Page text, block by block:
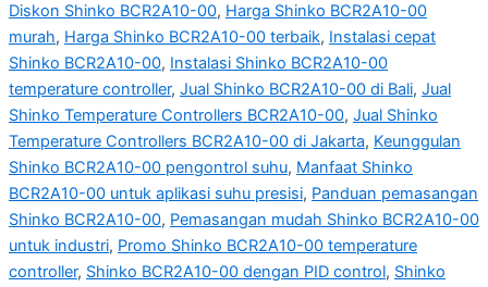
Diskon Shinko BCR2A10-00, Harga Shinko BCR2A10-00
murah, Harga Shinko BCR2A10-00 terbaik, Instalasi cepat
Shinko BCR2A10-00, Instalasi Shinko BCR2A10-00
temperature controller, Jual Shinko BCR2A10-00 di Bali, Jual
Shinko Temperature Controllers BCR2A10-00, Jual Shinko
Temperature Controllers BCR2A10-00 di Jakarta, Keunggulan
Shinko BCR2A10-00 pengontrol suhu, Manfaat Shinko
BCR2A10-00 untuk aplikasi suhu presisi, Panduan pemasangan
Shinko BCR2A10-00, Pemasangan mudah Shinko BCR2A10-00
untuk industri, Promo Shinko BCR2A10-00 temperature
controller, Shinko BCR2A10-00 dengan PID control, Shinko